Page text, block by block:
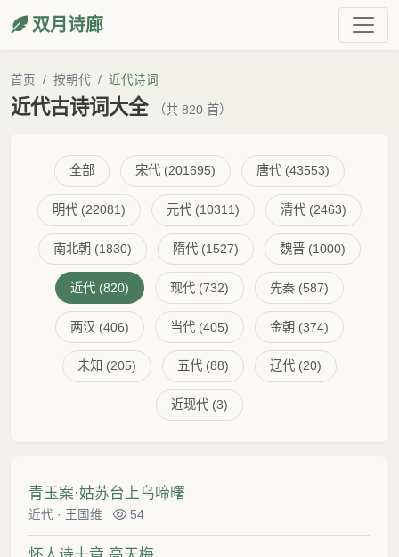
双月诗廊
首页 按朝代 近代诗词
近代古诗词大全 （共 820 首）
全部 宋代 (201695) 唐代 (43553)
明代 (22081) 元代 (10311) 清代 (2463)
南北朝 (1830) 隋代 (1527) 魏晋 (1000)
近代 (820) 现代 (732) 先秦 (587)
两汉 (406) 当代 (405) 金朝 (374)
未知 (205) 五代 (88) 辽代 (20)
近现代 (3)
青玉案·姑苏台上乌啼曙
近代 · 王国维 54